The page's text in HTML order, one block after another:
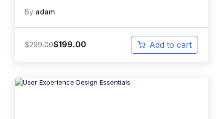
By adam
$299.00$199.00 Add to cart